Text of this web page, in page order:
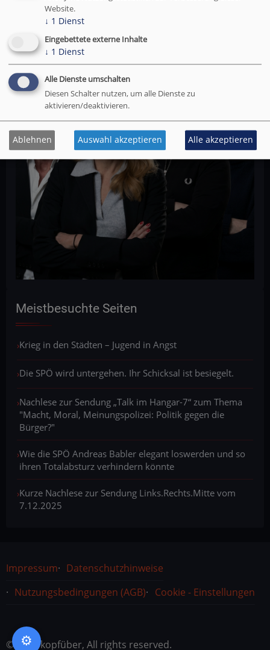
Meistbesuchte Seiten
Krieg in den Städten – Jugend in Angst
Die SPÖ wird untergehen. Ihr Schicksal ist besiegelt.
Nachlese zur Sendung „Talk im Hangar-7“ zum Thema
"Macht, Moral, Meinungspolizei: Politik gegen die
Bürger?"
Wie die SPÖ Andreas Babler elegant loswerden und so
ihren Totalabsturz verhindern könnte
Kurze Nachlese zur Sendung Links.Rechts.Mitte vom
7.12.2025
Rechtliches
Impressum
Datenschutzhinweise
Nutzungsbedingungen (AGB)
Cookie - Einstellungen
© 2026 kopfüber, All rights reserved.
Website.
↓ 1 Dienst
Eingebettete externe Inhalte
↓ 1 Dienst
Alle Dienste umschalten
Diesen Schalter nutzen, um alle Dienste zu
aktivieren/deaktivieren.
Ablehnen Auswahl akzeptieren Alle akzeptieren